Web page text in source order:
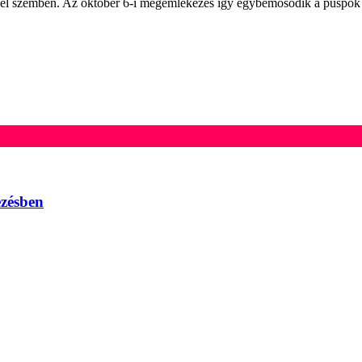
Az október 6-i megemlékezés így egybemosódik a